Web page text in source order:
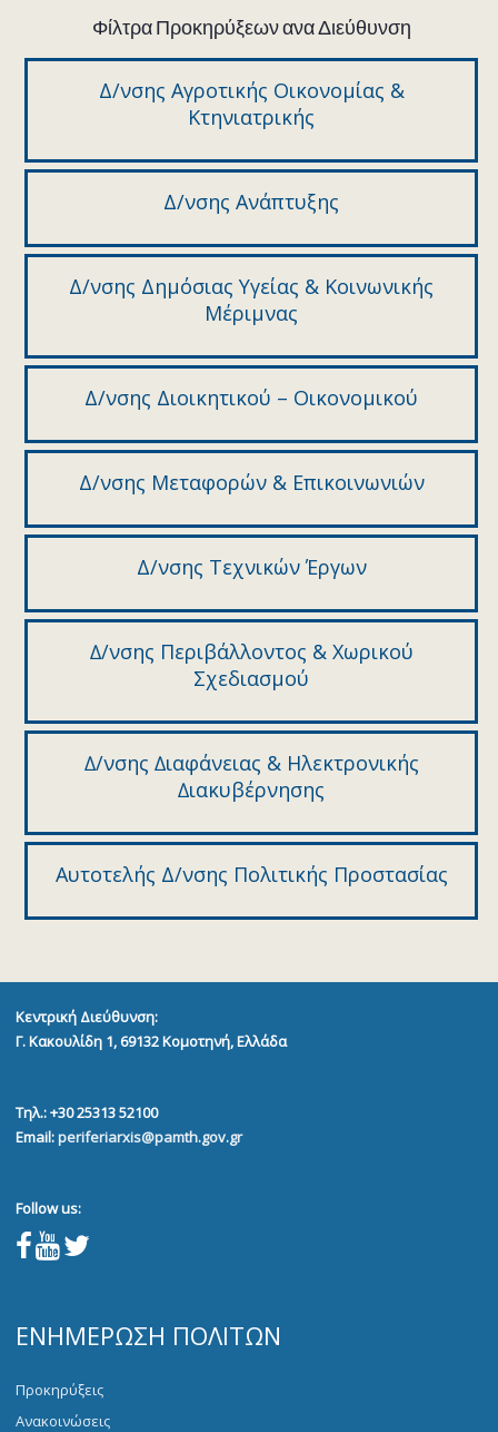
Φίλτρα Προκηρύξεων ανα Διεύθυνση
Δ/νσης Αγροτικής Οικονομίας &
Κτηνιατρικής
Δ/νσης Ανάπτυξης
Δ/νσης Δημόσιας Υγείας & Κοινωνικής
Μέριμνας
Δ/νσης Διοικητικού – Οικονομικού
Δ/νσης Μεταφορών & Επικοινωνιών
Δ/νσης Τεχνικών Έργων
∆/νσης Περιβάλλοντος & Χωρικού
Σχεδιασµού
∆/νσης ∆ιαφάνειας & Ηλεκτρονικής
∆ιακυβέρνησης
Αυτοτελής Δ/νσης Πολιτικής Προστασίας
Κεντρική Διεύθυνση:
Γ. Κακουλίδη 1, 69132Κομοτηνή, Ελλάδα
Τηλ.: +30 25313 52100
Email:periferiarxis@pamth.gov.gr
Follow us:
ΕΝΗΜΈΡΩΣΗ ΠΟΛΙΤΏΝ
Προκηρύξεις
Ανακοινώσεις